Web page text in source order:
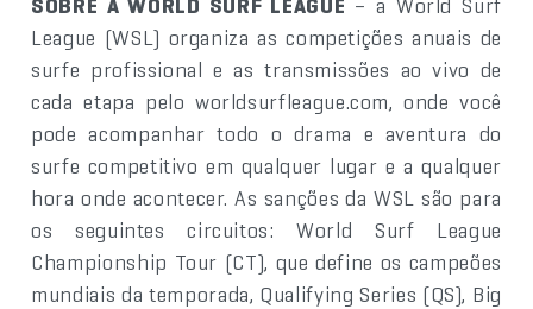
League (WSL) organiza as competições anuais de
surfe profissional e as transmissões ao vivo de
cada etapa pelo worldsurfleague.com, onde você
pode acompanhar todo o drama e aventura do
surfe competitivo em qualquer lugar e a qualquer
hora onde acontecer. As sanções da WSL são para
os seguintes circuitos: World Surf League
Championship Tour (CT), que define os campeões
mundiais da temporada, Qualifying Series (QS), Big